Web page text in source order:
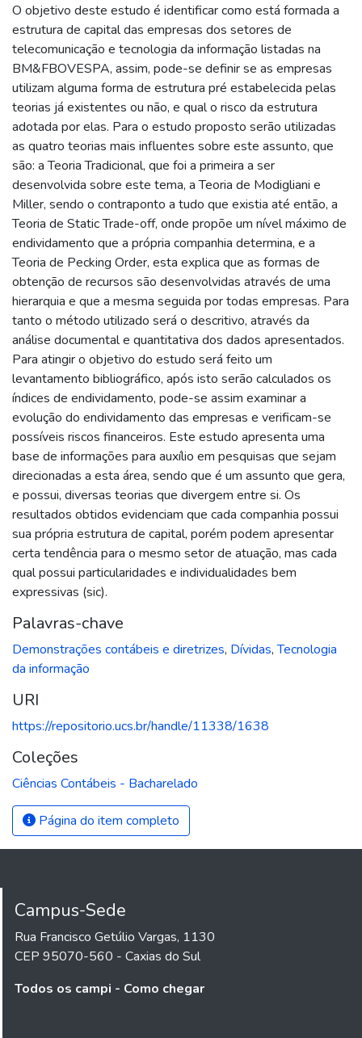
O objetivo deste estudo é identificar como está formada a
estrutura de capital das empresas dos setores de
telecomunicação e tecnologia da informação listadas na
BM&FBOVESPA, assim, pode-se definir se as empresas
utilizam alguma forma de estrutura pré estabelecida pelas
teorias já existentes ou não, e qual o risco da estrutura
adotada por elas. Para o estudo proposto serão utilizadas
as quatro teorias mais influentes sobre este assunto, que
são: a Teoria Tradicional, que foi a primeira a ser
desenvolvida sobre este tema, a Teoria de Modigliani e
Miller, sendo o contraponto a tudo que existia até então, a
Teoria de Static Trade-off, onde propõe um nível máximo de
endividamento que a própria companhia determina, e a
Teoria de Pecking Order, esta explica que as formas de
obtenção de recursos são desenvolvidas através de uma
hierarquia e que a mesma seguida por todas empresas. Para
tanto o método utilizado será o descritivo, através da
análise documental e quantitativa dos dados apresentados.
Para atingir o objetivo do estudo será feito um
levantamento bibliográfico, após isto serão calculados os
índices de endividamento, pode-se assim examinar a
evolução do endividamento das empresas e verificam-se
possíveis riscos financeiros. Este estudo apresenta uma
base de informações para auxílio em pesquisas que sejam
direcionadas a esta área, sendo que é um assunto que gera,
e possui, diversas teorias que divergem entre si. Os
resultados obtidos evidenciam que cada companhia possui
sua própria estrutura de capital, porém podem apresentar
certa tendência para o mesmo setor de atuação, mas cada
qual possui particularidades e individualidades bem
expressivas (sic).
Palavras-chave
Demonstrações contábeis e diretrizes, Dívidas,Tecnologia
da informação
URI
https://repositorio.ucs.br/handle/11338/1638
Coleções
Ciências Contábeis - Bacharelado
Página do item completo
Campus-Sede
Rua Francisco Getúlio Vargas, 1130
CEP 95070-560 - Caxias do Sul
Todos os campi - Como chegar